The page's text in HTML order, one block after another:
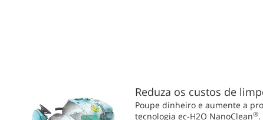
Reduza os custos de
Poupe dinheiro e aumente a
tecnologia ec-H2O NanoClean®